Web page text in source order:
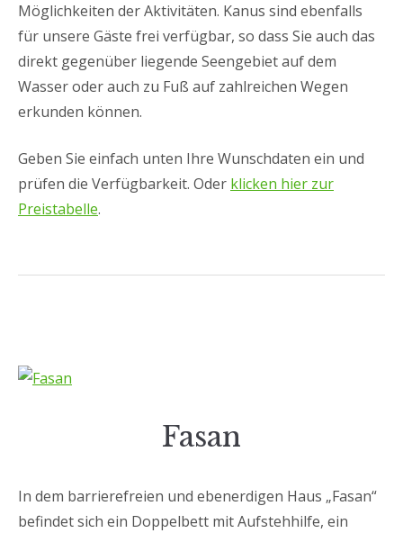
Möglichkeiten der Aktivitäten. Kanus sind ebenfalls
für unsere Gäste frei verfügbar, so dass Sie auch das
direkt gegenüber liegende Seengebiet auf dem
Wasser oder auch zu Fuß auf zahlreichen Wegen
erkunden können.
Geben Sie einfach unten Ihre Wunschdaten ein und
prüfen die Verfügbarkeit. Oder klicken hier zur
Preistabelle.
Fasan
In dem barrierefreien und ebenerdigen Haus „Fasan“
befindet sich ein Doppelbett mit Aufstehhilfe, ein